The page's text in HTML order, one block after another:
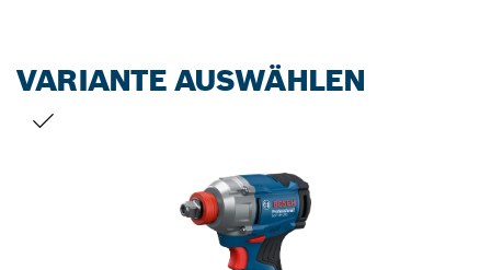
VARIANTE AUSWÄHLEN